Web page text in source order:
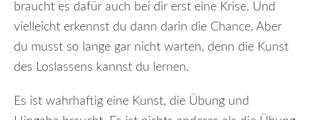
braucht es dafür auch bei dir erst eine Krise. Und
vielleicht erkennst du dann darin die Chance. Aber
du musst so lange gar nicht warten, denn die Kunst
des Loslassens kannst du lernen.
Es ist wahrhaftig eine Kunst, die Übung und